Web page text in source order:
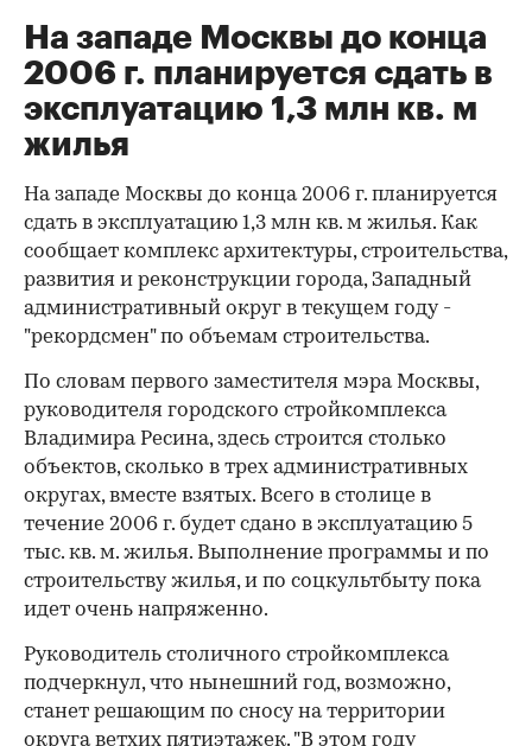
На западе Москвы до конца
2006 г. планируется сдать в
эксплуатацию 1,3 млн кв. м
жилья
На западе Москвы до конца 2006 г. планируется
сдать в эксплуатацию 1,3 млн кв. м жилья. Как
сообщает комплекс архитектуры, строительства,
развития и реконструкции города, Западный
административный округ в текущем году -
"рекордсмен" по объемам строительства.
По словам первого заместителя мэра Москвы,
руководителя городского стройкомплекса
Владимира Ресина, здесь строится столько
объектов, сколько в трех административных
округах, вместе взятых. Всего в столице в
течение 2006 г. будет сдано в эксплуатацию 5
тыс. кв. м. жилья. Выполнение программы и по
строительству жилья, и по соцкультбыту пока
идет очень напряженно.
Руководитель столичного стройкомплекса
подчеркнул, что нынешний год, возможно,
станет решающим по сносу на территории
округа ветхих пятиэтажек. "В этом году